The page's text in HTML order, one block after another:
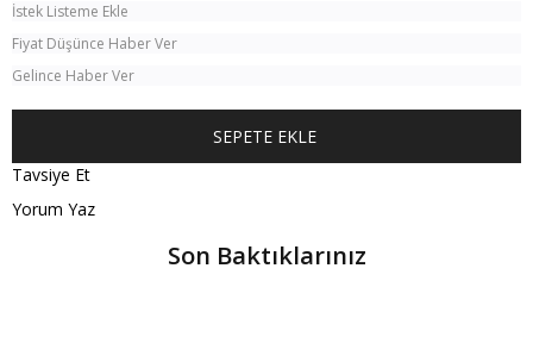
İstek Listeme Ekle
Fiyat Düşünce Haber Ver
Gelince Haber Ver
Tavsiye Et
Yorum Yaz
Son Baktıklarınız